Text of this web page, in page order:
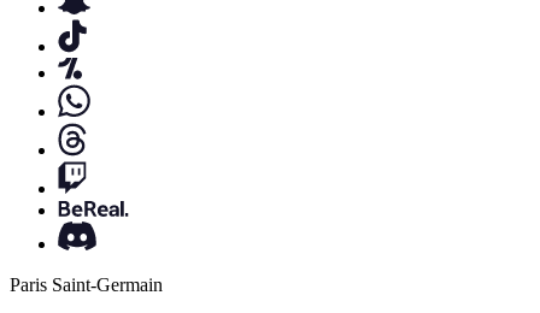
Paris Saint-Germain